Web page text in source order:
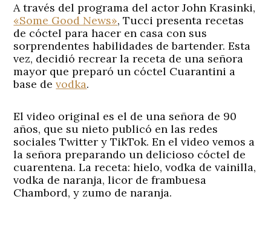
A través del programa del actor John Krasinki,
«Some Good News», Tucci presenta recetas
de cóctel para hacer en casa con sus
sorprendentes habilidades de bartender. Esta
vez, decidió recrear la receta de una señora
mayor que preparó un cóctel Cuarantini a
base devodka.
El video original es el de una señora de 90
años, que su nieto publicó en las redes
sociales Twitter y TikTok. En el video vemos a
la señora preparando un delicioso cóctel de
cuarentena. La receta: hielo, vodka de vainilla,
vodka de naranja, licor de frambuesa
Chambord, y zumo de naranja.